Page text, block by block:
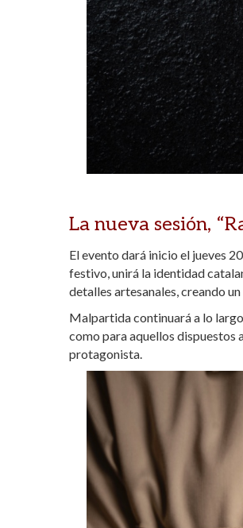
La nueva sesión,
El evento dará inicio el jueves
festivo, unirá la identidad
detalles artesanales, creando
Malpartida continuará a lo
como para aquellos dispuestos
protagonista.